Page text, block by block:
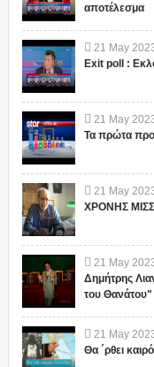
αποτέλεσμα
21 May
Exit poll :
21 May
Τα πρώτα
21 May
ΧΡΟΝΗΣ
21 May
Δημήτρης
του Θανάτου"
21 May
Θα ΄ρθει